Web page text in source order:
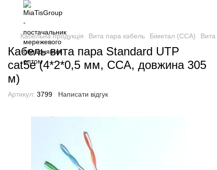
Кабельна продукція Вита пара кабель Біметал (CCA)
Кабель вита пара Standard UTP
cat5e (4*2*0,5 мм, CCA, довжина 305
м)
Артикул: 3799 Написати відгук